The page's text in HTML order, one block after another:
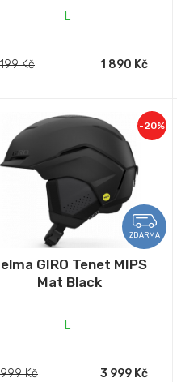
L
Kč 1 890 Kč
ZDARMA
-20%
GIRO Tenet MIPS
Mat Black
L
Kč 3 999 Kč